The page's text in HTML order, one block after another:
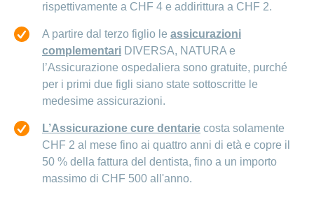
rispettivamente a CHF 4 e addirittura a CHF 2.
A partire dal terzo figlio le assicurazioni
complementari DIVERSA, NATURA e
l’Assicurazione ospedaliera sono gratuite, purché
per i primi due figli siano state sottoscritte le
medesime assicurazioni.
L’Assicurazione cure dentarie costa solamente
CHF 2 al mese fino ai quattro anni di età e copre il
50 % della fattura del dentista, fino a un importo
massimo di CHF 500 all'anno.